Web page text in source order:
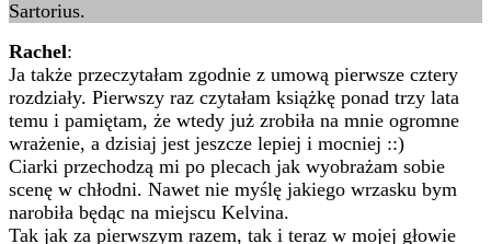
Sartorius.
Rachel:
Ja także przeczytałam zgodnie z umową pierwsze cztery
rozdziały. Pierwszy raz czytałam książkę ponad trzy lata
temu i pamiętam, że wtedy już zrobiła na mnie ogromne
wrażenie, a dzisiaj jest jeszcze lepiej i mocniej ::)
Ciarki przechodzą mi po plecach jak wyobrażam sobie
scenę w chłodni. Nawet nie myślę jakiego wrzasku bym
narobiła będąc na miejscu Kelvina.
Tak jak za pierwszym razem, tak i teraz w mojej głowie